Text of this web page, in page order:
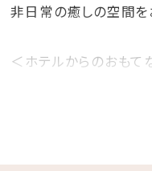
非日常の癒しの空間を
＜ホテルからのおもて
（ホテル玄関と駐車
・バスローブ・ビーチ